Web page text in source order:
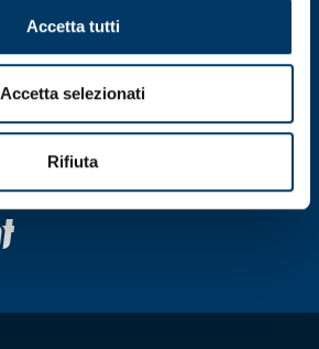
Accetta tutti
Accetta selezionati
Rifiuta